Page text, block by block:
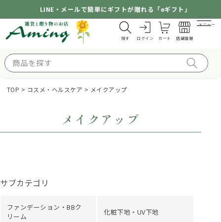
LINE・メールで簡単にギフトが贈れる「eギフト」
探す ログイン カート 店舗情報
メニュー
TOP コスメ・ヘルスケア メイクアップ
メイクアップ
サブカテゴリ
ファンデーション・BBク
リーム
化粧下地・UV下地